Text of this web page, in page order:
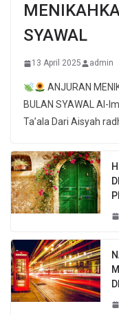
SYAWAL
13 April 2025 admin
ANJURAN
BULAN SYAWAL Al-